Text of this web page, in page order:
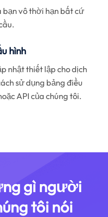
bạn vô thời hạn bất cứ
hình
nhật thiết lập cho dịch
sử dụng bảng điều
API của chúng tôi.
gì người
tôi nói